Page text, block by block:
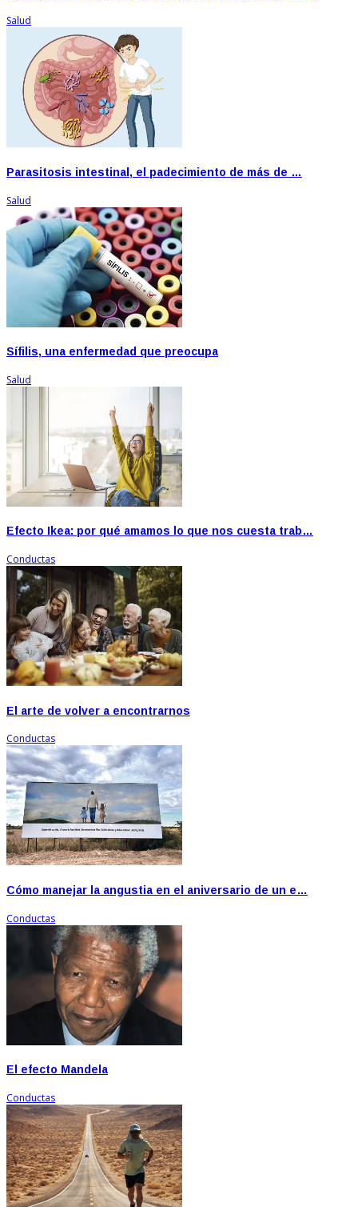
Salud
Parasitosis intestinal, el padecimiento de más de …
Salud
Sífilis, una enfermedad que preocupa
Salud
Efecto Ikea: por qué amamos lo que nos cuesta trab…
Conductas
El arte de volver a encontrarnos
Conductas
Cómo manejar la angustia en el aniversario de un e…
Conductas
El efecto Mandela
Conductas